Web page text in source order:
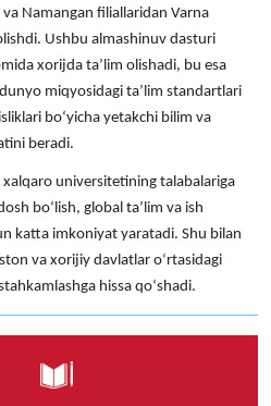
Namangan filiallaridan Varna
Ushbu almashinuv dasturi
xorijda taʼlim olishadi, bu esa
miqyosidagi taʼlim standartlari
boʻyicha yetakchi bilim va
beradi.
universitetining talabalariga
boʻlish, global taʼlim va ish
katta imkoniyat yaratadi. Shu bilan
va xorijiy davlatlar oʻrtasidagi
hissa qoʻshadi.